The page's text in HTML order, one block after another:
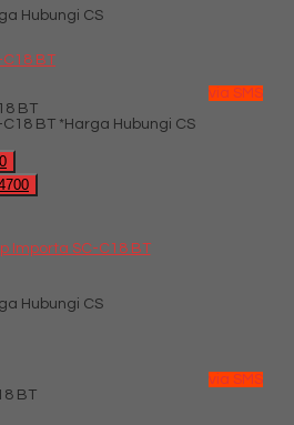
Hubungi CS
via SMS
BT
*Harga Hubungi CS
Importa SC-C18 BT
Hubungi CS
via SMS
BT